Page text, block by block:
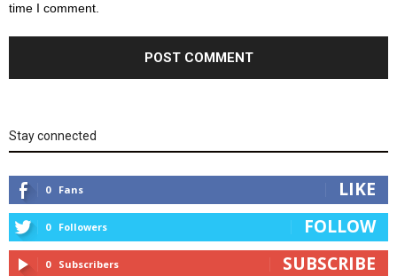
time I comment.
Stay connected
0 Fans LIKE
0 Followers FOLLOW
0 Subscribers SUBSCRIBE